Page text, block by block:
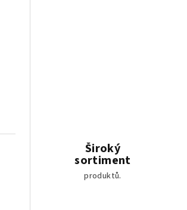
Široký
sortiment
produktů.